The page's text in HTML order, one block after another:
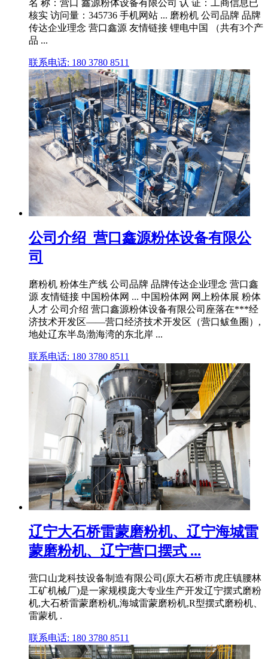
名 称：营口 鑫源粉体设备有限公司 认 证：工商信息已
核实 访问量：345736 手机网站 ... 磨粉机 公司品牌 品牌
传达企业理念 营口鑫源 友情链接 锂电中国 （共有3个产
品 ...
联系电话: 180 3780 8511
公司介绍_营口鑫源粉体设备有限公
司
磨粉机 粉体生产线 公司品牌 品牌传达企业理念 营口鑫
源 友情链接 中国粉体网 ... 中国粉体网 网上粉体展 粉体
人才 公司介绍 营口鑫源粉体设备有限公司座落在***经
济技术开发区——营口经济技术开发区（营口鲅鱼圈）,
地处辽东半岛渤海湾的东北岸 ...
联系电话: 180 3780 8511
辽宁大石桥雷蒙磨粉机、辽宁海城雷
蒙磨粉机、辽宁营口摆式 ...
营口山龙科技设备制造有限公司(原大石桥市虎庄镇腰林
工矿机械厂)是一家规模庞大专业生产开发辽宁摆式磨粉
机,大石桥雷蒙磨粉机,海城雷蒙磨粉机,R型摆式磨粉机、
雷蒙机 .
联系电话: 180 3780 8511